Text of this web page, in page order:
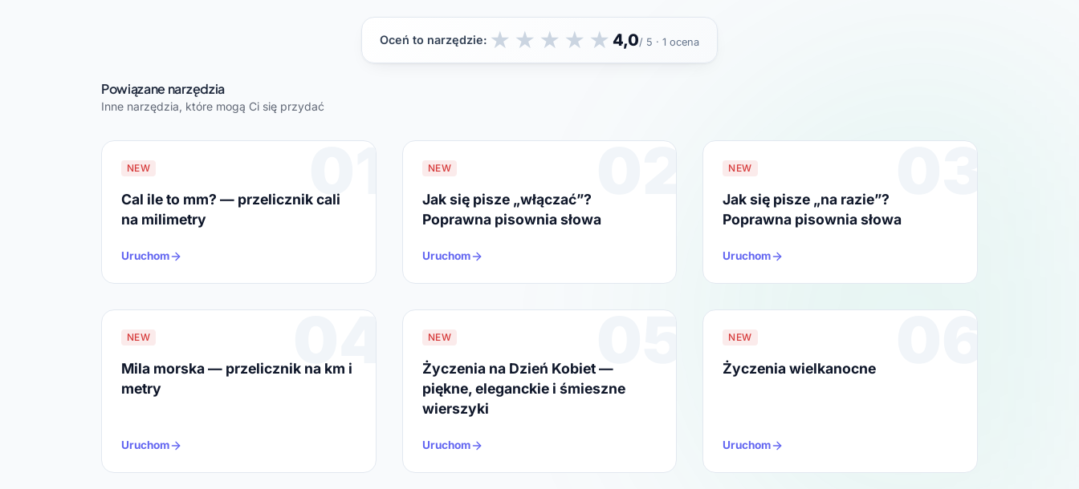
Oceń to narzędzie: ★
★
★
★
★ 4,0/ 5 · 1 ocena
Powiązane narzędzia
Inne narzędzia, które mogą Ci się przydać
01
NEW
Cal ile to mm? — przelicznik cali
na milimetry
Uruchom
02
NEW
Jak się pisze „włączać”?
Poprawna pisownia słowa
Uruchom
03
NEW
Jak się pisze „na razie”?
Poprawna pisownia słowa
Uruchom
04
NEW
Mila morska — przelicznik na km i
metry
Uruchom
05
NEW
Życzenia na Dzień Kobiet —
piękne, eleganckie i śmieszne
wierszyki
Uruchom
06
NEW
Życzenia wielkanocne
Uruchom